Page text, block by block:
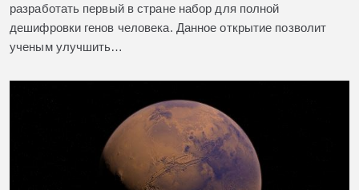
разработать первый в стране набор для полной
дешифровки генов человека. Данное открытие позволит
ученым улучшить…